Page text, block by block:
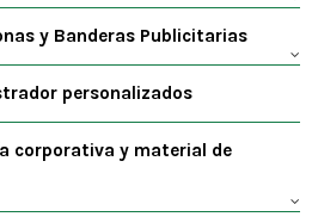
y Banderas Publicitarias
personalizados
corporativa y material de